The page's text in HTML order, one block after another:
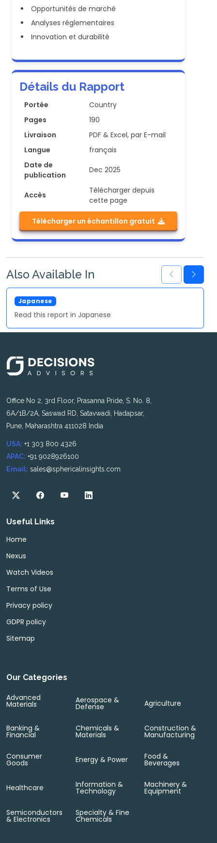
Opportunités de marché
Analyses réglementaires
Innovation et durabilité
Détails du Rapport
Portée
Country
Pages
190
Livraison
PDF & Excel, par E-mail
Langue
français
Date de
publication
Dec 2025
Accès
Télécharger depuis
cette page
Télécharger un échantillon gratuit
Also Available In
Japanese
Read this report in Japanese
Office No 2, 3rd Floor, Prasanna Pride, S. No. 8,
6A/1B/2A, Saswad RD, Satavwadi, Hadapsar,
Pune, Maharashtra 411028 India
USA: +1 303 800 4326
APAC: +91 9028926100
Email: sales@sphericalinsights.com
Useful Links
Home
Nexus
Watch Videos
Terms of Use
Privacy policy
GDPR policy
Sitemap
Our Categories
Advanced
Materials Aerospace &
Defense Agriculture
Banking &
Financial
Chemicals &
Materials
Construction &
Manufacturing
Consumer
Goods Energy & Power Food &
Beverages
Healthcare Information &
Technology
Machinery &
Equipment
Semiconductors
& Electronics
Specialty & Fine
Chemicals